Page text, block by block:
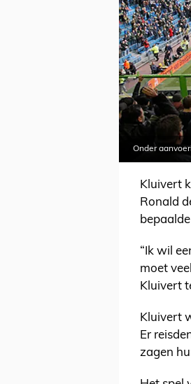
Onder
Kluivert
Ronald
“Ik wil
moet
Kluivert
Kluivert
Er
zagen